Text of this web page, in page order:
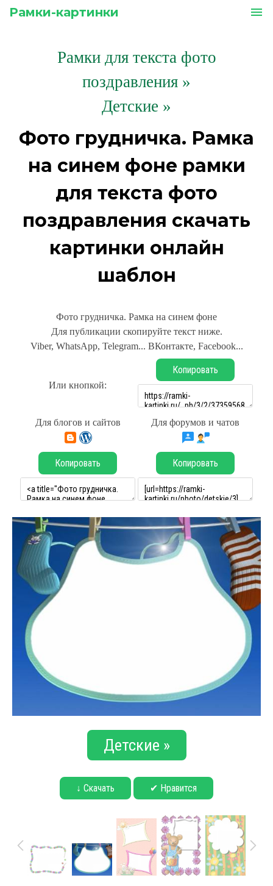
Рамки-картинки menu
Рамки для текста фото
поздравления »
Детские »
Фото грудничка. Рамка
на синем фоне рамки
для текста фото
поздравления скачать
картинки онлайн
шаблон
Фото грудничка. Рамка на синем фоне
Для публикации скопируйте текст ниже.
Viber, WhatsApp, Telegram... ВКонтакте, Facebook...
Или кнопкой:
Копировать
Для блогов и сайтов Для форумов и чатов
Копировать Копировать
Детские »
↓ Скачать ✔ Нравится